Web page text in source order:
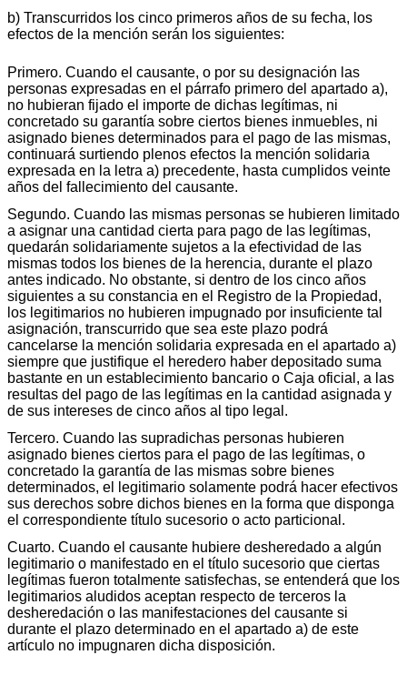
b) Transcurridos los cinco primeros años de su fecha, los
efectos de la mención serán los siguientes:
Primero. Cuando el causante, o por su designación las
personas expresadas en el párrafo primero del apartado a),
no hubieran fijado el importe de dichas legítimas, ni
concretado su garantía sobre ciertos bienes inmuebles, ni
asignado bienes determinados para el pago de las mismas,
continuará surtiendo plenos efectos la mención solidaria
expresada en la letra a) precedente, hasta cumplidos veinte
años del fallecimiento del causante.
Segundo. Cuando las mismas personas se hubieren limitado
a asignar una cantidad cierta para pago de las legítimas,
quedarán solidariamente sujetos a la efectividad de las
mismas todos los bienes de la herencia, durante el plazo
antes indicado. No obstante, si dentro de los cinco años
siguientes a su constancia en el Registro de la Propiedad,
los legitimarios no hubieren impugnado por insuficiente tal
asignación, transcurrido que sea este plazo podrá
cancelarse la mención solidaria expresada en el apartado a)
siempre que justifique el heredero haber depositado suma
bastante en un establecimiento bancario o Caja oficial, a las
resultas del pago de las legítimas en la cantidad asignada y
de sus intereses de cinco años al tipo legal.
Tercero. Cuando las supradichas personas hubieren
asignado bienes ciertos para el pago de las legítimas, o
concretado la garantía de las mismas sobre bienes
determinados, el legitimario solamente podrá hacer efectivos
sus derechos sobre dichos bienes en la forma que disponga
el correspondiente título sucesorio o acto particional.
Cuarto. Cuando el causante hubiere desheredado a algún
legitimario o manifestado en el título sucesorio que ciertas
legítimas fueron totalmente satisfechas, se entenderá que los
legitimarios aludidos aceptan respecto de terceros la
desheredación o las manifestaciones del causante si
durante el plazo determinado en el apartado a) de este
artículo no impugnaren dicha disposición.